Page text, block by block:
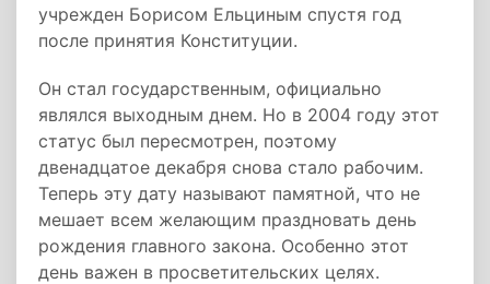
учрежден Борисом Ельциным спустя год
после принятия Конституции.
Он стал государственным, официально
являлся выходным днем. Но в 2004 году этот
статус был пересмотрен, поэтому
двенадцатое декабря снова стало рабочим.
Теперь эту дату называют памятной, что не
мешает всем желающим праздновать день
рождения главного закона. Особенно этот
день важен в просветительских целях.